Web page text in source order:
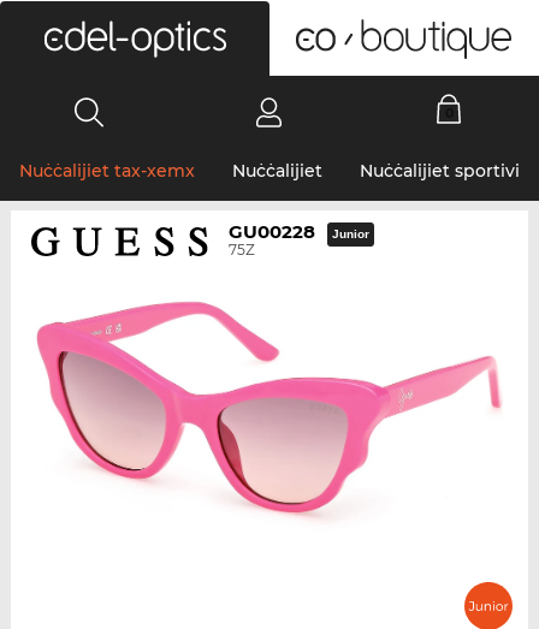
Nuċċalijiet tax-xemx Nuċċalijiet Nuċċalijiet sportivi
GU00228
75Z
Junior